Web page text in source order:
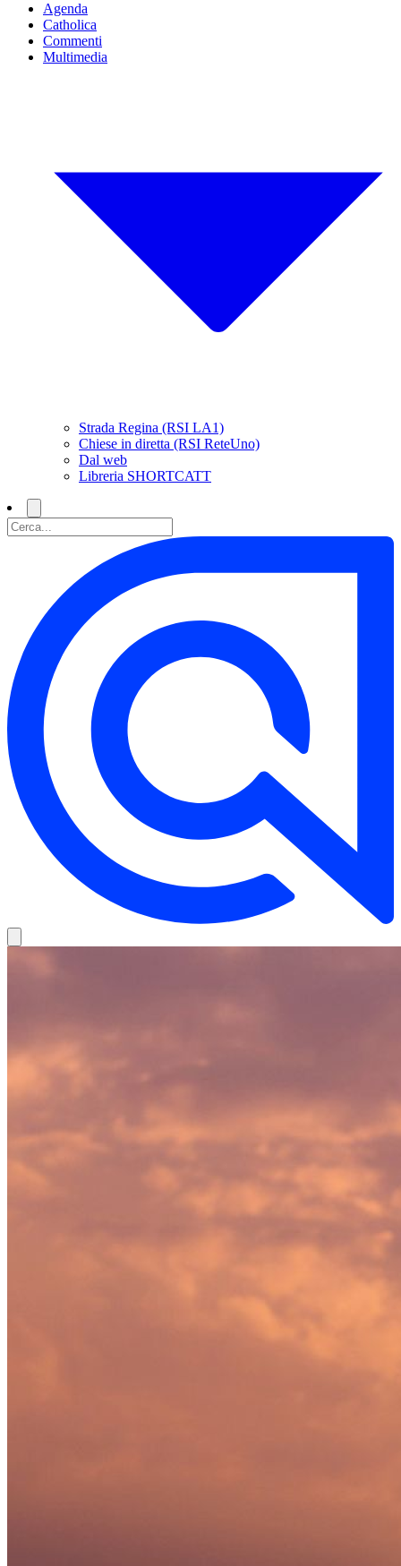
Agenda
Catholica
Commenti
Multimedia
Strada Regina (RSI LA1)
Chiese in diretta (RSI ReteUno)
Dal web
Libreria SHORTCATT